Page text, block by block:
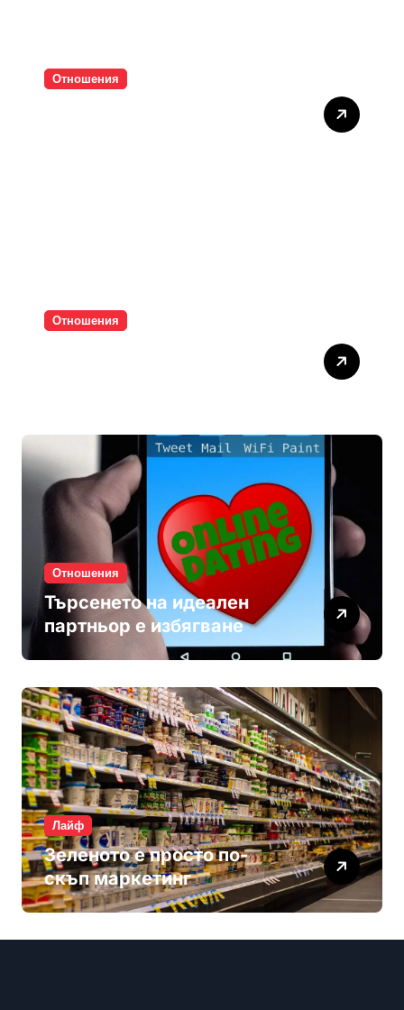
Отношения
Отношения
Отношения
Търсенето на идеален
партньор е избягване
Лайф
Зеленото е просто по-
скъп маркетинг